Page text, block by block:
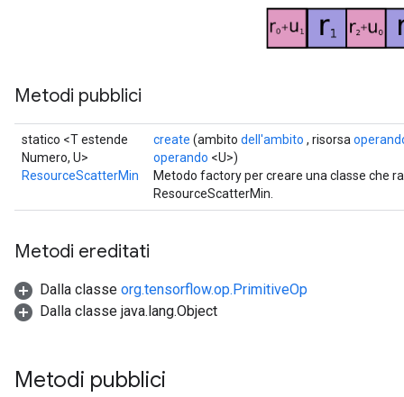
Metodi pubblici
statico <T estende
Numero, U>
ResourceScatterMin
create (ambito dell'ambito , risorsa
operando <U>)
Metodo factory per creare una classe che
ResourceScatterMin.
Metodi ereditati
Dalla classe org.tensorflow.op.PrimitiveOp
Dalla classe java.lang.Object
Metodi pubblici